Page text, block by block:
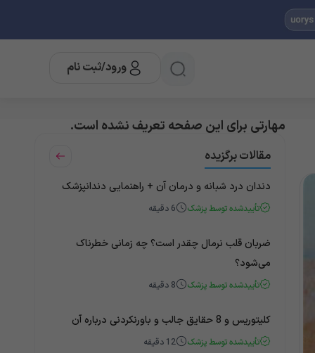
ورود/ثبت نام
مهارتی برای این صفحه تعریف نشده است.
مقالات برگزیده
دندان درد شبانه و درمان آن + راهنمایی دندانپزشک
تأییدشده توسط پزشک 6 دقیقه
ضربان قلب نرمال چقدر است؟ چه زمانی خطرناک
می‌شود؟
تأییدشده توسط پزشک 8 دقیقه
کلیتوریس و 8 حقایق جالب و باورنکردنی درباره آن
تأییدشده توسط پزشک 12 دقیقه